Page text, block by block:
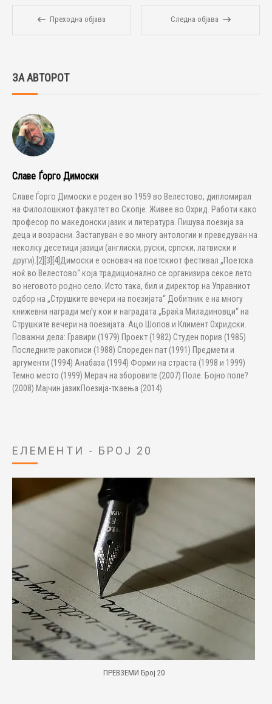
Преходна објава Следна објава
ЗА АВТОРОТ
Славе Ѓорго Димоски
Славе Ѓорго Димоски е роден во 1959 во Велестово, дипломирал
на Филолошкиот факултет во Скопје. Живее во Охрид. Работи како
професор по македонски јазик и литература. Пишува поезија за
деца и возрасни. Застапуван е во многу антологии и преведуван на
неколку десетици јазици (англиски, руски, српски, латвиски и
други).[2][3][4]Димоски е основач на поетскиот фестивал „Поетска
ноќ во Велестово“ која традиционално се организира секое лето
во неговото родно село. Исто така, бил и директор на Управниот
одбор на „Струшките вечери на поезијата“ Добитник е на многу
книжевни награди меѓу кои и наградата „Браќа Миладиновци“ на
Струшките вечери на поезијата. Ацо Шопов и Климент Охридски.
Поважни дела: Гравири (1979) Проект (1982) Студен порив (1985)
Последните ракописи (1988) Спореден пат (1991) Предмети и
аргументи (1994) Анабаза (1994) Форми на страста (1998 и 1999)
Темно место (1999) Мерач на зборовите (2007) Поле. Бојно поле?
(2008) Мајчин јазикПоезија-ткаења (2014)
ЕЛЕМЕНТИ - БРОЈ 20
ПРЕВЗЕМИ Број 20